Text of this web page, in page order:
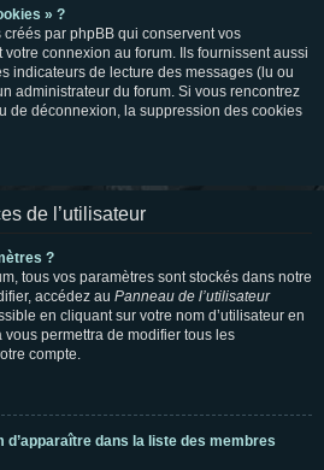
» ?
par phpBB qui conservent vos
votre connexion au forum. Ils fournissent aussi
indicateurs de lecture des messages (lu ou
administrateur du forum. Si vous rencontrez
de déconnexion, la suppression des cookies
de l’utilisateur
?
tous vos paramètres sont stockés dans notre
accédez au Panneau de l’utilisateur
en cliquant sur votre nom d’utilisateur en
permettra de modifier tous les
compte.
dans la liste des membres